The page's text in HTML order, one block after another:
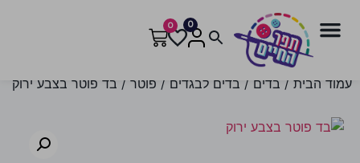
0
0
עמוד הבית / בדים / בדים לבגדים / פוטר / בד פוטר בצבע ירוק